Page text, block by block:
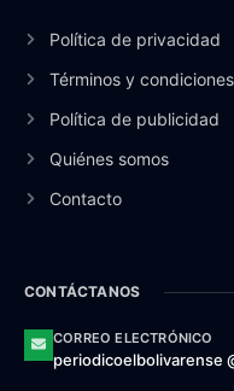
Política de privacidad
Términos y condiciones
Política de publicidad
Quiénes somos
Contacto
CONTÁCTANOS
CORREO ELECTRÓNICO
periodicoelbolivarense